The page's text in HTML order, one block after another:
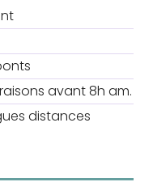
avant 8h am.
distances